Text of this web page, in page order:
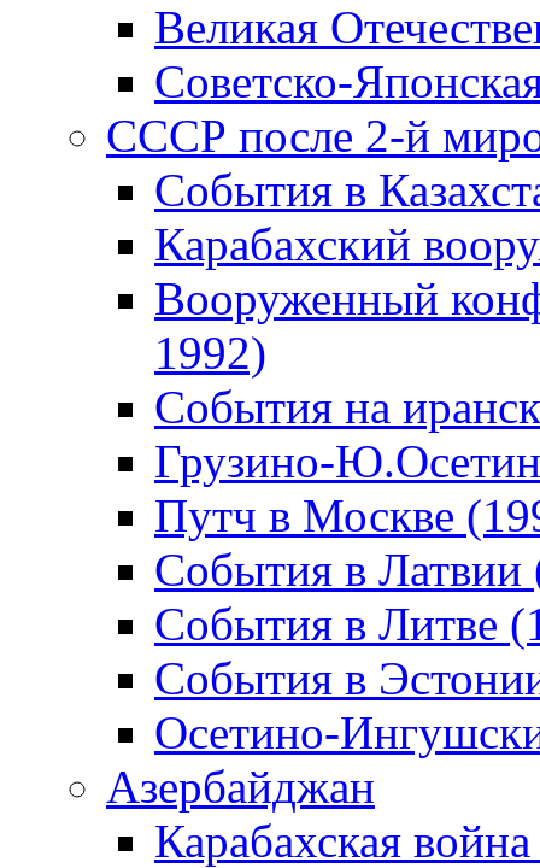
Великая
Советско-
СССР после 2-й
События в
Карабахский
Вооруженный
1992)
События на
Грузино-
Путч в Москве
События в Латвии
События в Литве
События в
Осетино-
Азербайджан
Карабахская